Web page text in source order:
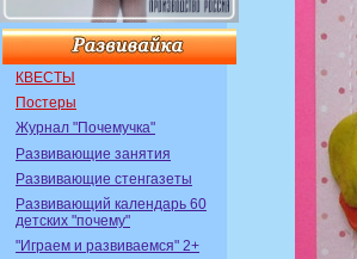
КВЕСТЫ
Постеры
Журнал "Почемучка"
Развивающие занятия
Развивающие стенгазеты
Развивающий календарь 60
детских "почему"
"Играем и развиваемся" 2+